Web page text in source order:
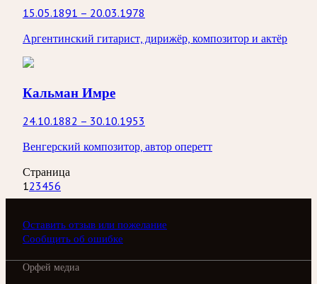
15.05.1891 – 20.03.1978
Аргентинский гитарист, дирижёр, композитор и актёр
Кальман Имре
24.10.1882 – 30.10.1953
Венгерский композитор, автор оперетт
Страница
123456
Оставить отзыв или пожелание
Сообщить об ошибке
Орфей медиа